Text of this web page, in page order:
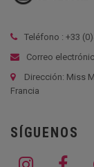
Teléfono : +33 (
Correo
Dirección: Miss
Francia
SÍGUENOS